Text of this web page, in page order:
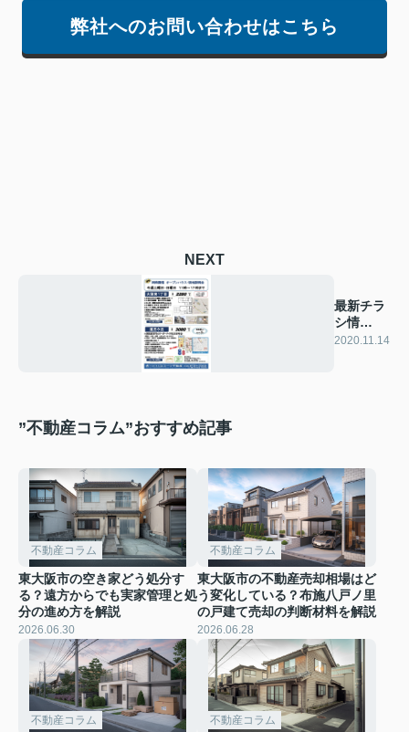
弊社へのお問い合わせはこちら
NEXT
最新チラ
シ情
報！！
2020.11.14
”不動産コラム”おすすめ記事
不動産コラム
東大阪市の空き家どう処分す
る？遠方からでも実家管理と処
分の進め方を解説
2026.06.30
不動産コラム
東大阪市の不動産売却相場はど
う変化している？布施八戸ノ里
の戸建て売却の判断材料を解説
2026.06.28
不動産コラム 不動産コラム